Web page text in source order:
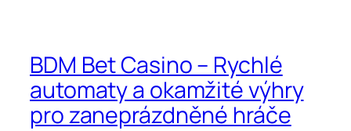
BDM Bet Casino – Rychlé
automaty a okamžité výhry
pro zaneprázdněné hráče